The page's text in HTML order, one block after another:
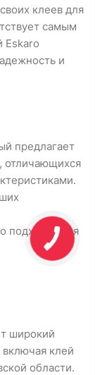
клеев для
самым
Eskaro
и
предлагает
отличающихся
подходит для
широкий
клей
области.